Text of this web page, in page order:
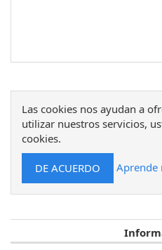
Las cookies nos ayudan a
utilizar nuestros servicios,
cookies.
Aprende